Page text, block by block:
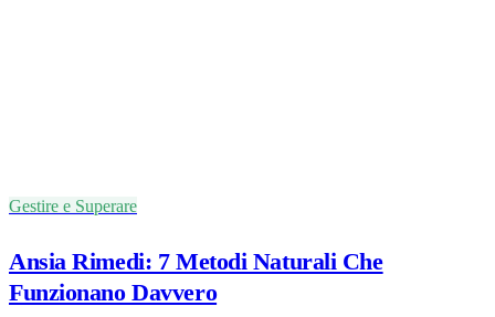
Gestire e Superare
Ansia Rimedi: 7 Metodi Naturali Che
Funzionano Davvero